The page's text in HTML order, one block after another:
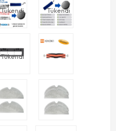
Tükendi Tükendi
Tükendi